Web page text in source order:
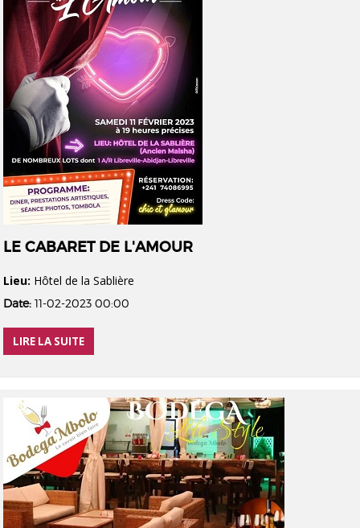
LE CABARET DE L'AMOUR
Lieu: Hôtel de la Sablière
Date: 11-02-2023 00:00
LIRE LA SUITE